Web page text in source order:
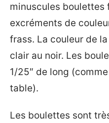
minuscules boulettes
excréments de
frass. La couleur de
clair au noir. Les
1/25″ de long
table).
Les boulettes sont